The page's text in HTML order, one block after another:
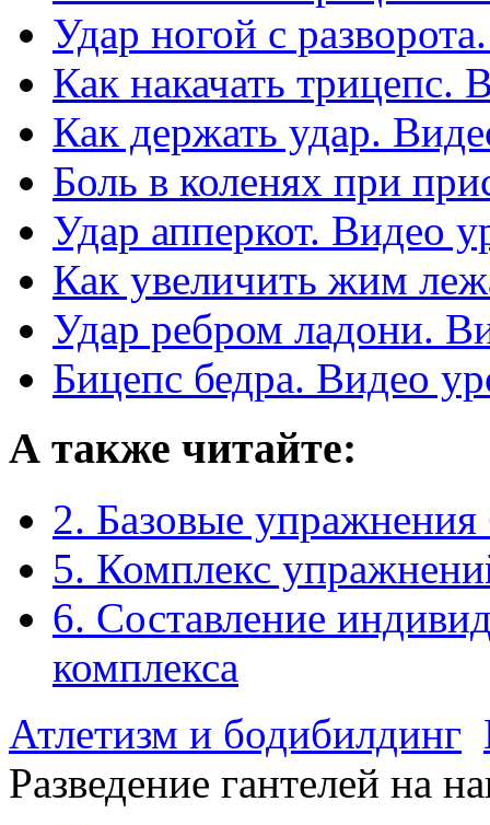
Удар ногой с
Как накачать трицепс.
Как держать удар.
Боль в коленях при
Удар апперкот. Видео
Как увеличить жим
Удар ребром ладони.
Бицепс бедра. Видео
А также читайте:
2. Базовые упражнения
5. Комплекс
6. Составление
комплекса
Атлетизм и бодибилдинг
Разведение гантелей на